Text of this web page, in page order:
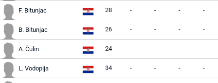
F. Bitunjac 28 - - - -
B. Bitunjac 26 - - - -
A. Čulin 24 - - - -
L. Vodopija 34 - - - -